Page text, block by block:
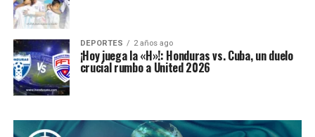
DEPORTES 2 años ago
¡Hoy juega la «H»!: Honduras vs. Cuba, un duelo
crucial rumbo a United 2026